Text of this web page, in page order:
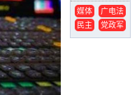
媒体
广电法
民主
党政军